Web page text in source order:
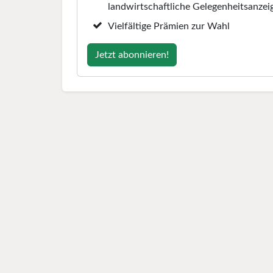
landwirtschaftliche
Vielfältige Prämien zur Wahl
Jetzt abonnieren!